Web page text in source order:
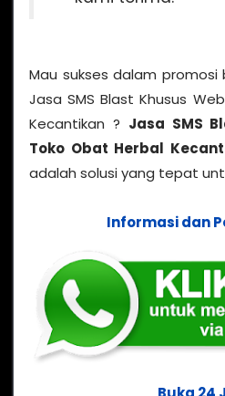
Mau sukses dalam
Jasa SMS Blast Khusus
Kecantikan ? Jasa SMS
Toko Obat Herbal
adalah solusi yang tepat
Informasi dan